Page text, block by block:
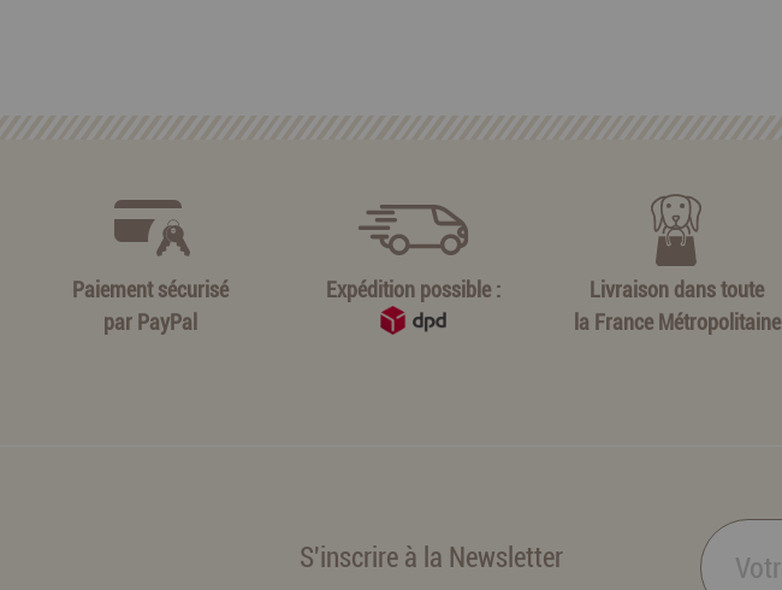
Paiement sécurisé
par PayPal
Expédition possible :
Livraison dans toute
la France Métropolitaine
S'inscrire à la Newsletter